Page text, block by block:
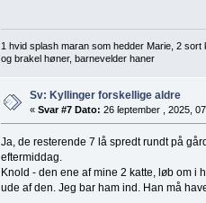
1 hvid splash maran som hedder Marie, 2
og brakel høner, barnevelder haner
Sv: Kyllinger forskellige aldre
« Svar #7 Dato: 26 ſeptember , 2025,
Ja, de resterende 7 lå spredt rundt på
eftermiddag.
Knold - den ene af mine 2 katte, løb om
ude af den. Jeg bar ham ind. Han må